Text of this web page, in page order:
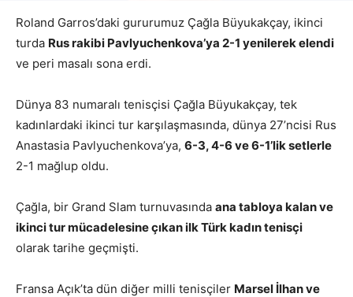
Roland Garros’daki gururumuz Çağla Büyukakçay, ikinci
turda Rus rakibi Pavlyuchenkova’ya 2-1 yenilerek elendi
ve peri masalı sona erdi.
Dünya 83 numaralı tenisçisi Çağla Büyukakçay, tek
kadınlardaki ikinci tur karşılaşmasında, dünya 27’ncisi Rus
Anastasia Pavlyuchenkova’ya, 6-3, 4-6 ve 6-1’lik setlerle
2-1 mağlup oldu.
Çağla, bir Grand Slam turnuvasında ana tabloya kalan ve
ikinci tur mücadelesine çıkan ilk Türk kadın tenisçi
olarak tarihe geçmişti.
Fransa Açık’ta dün diğer milli tenisçiler Marsel İlhan ve